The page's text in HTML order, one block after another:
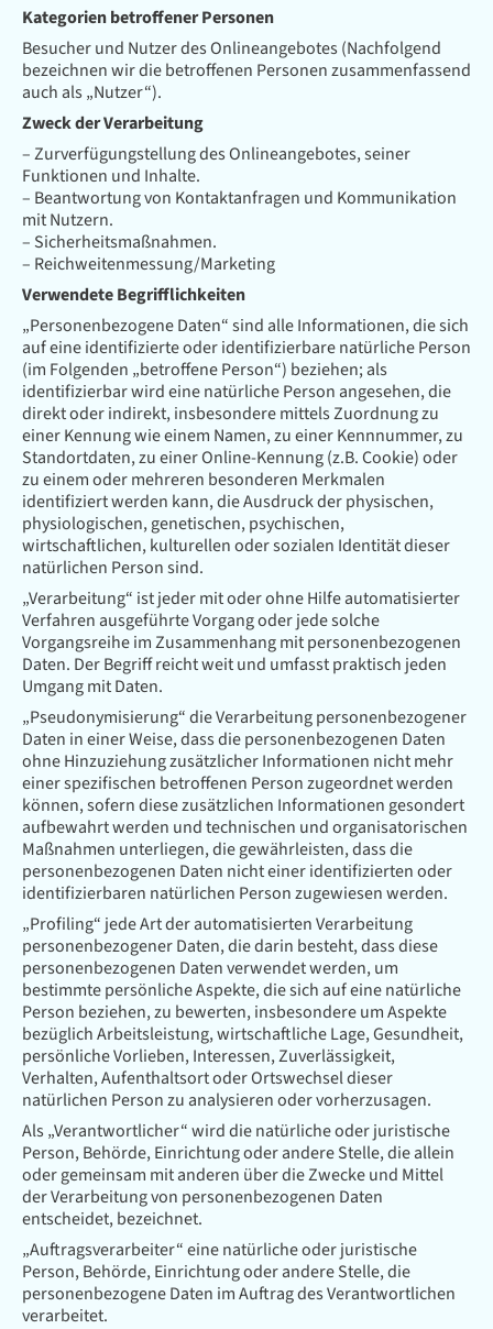
Kategorien betroffener Personen
Besucher und Nutzer des Onlineangebotes (Nachfolgend
bezeichnen wir die betroffenen Personen zusammenfassend
auch als „Nutzer“).
Zweck der Verarbeitung
– Zurverfügungstellung des Onlineangebotes, seiner
Funktionen und Inhalte.
– Beantwortung von Kontaktanfragen und Kommunikation
mit Nutzern.
– Sicherheitsmaßnahmen.
– Reichweitenmessung/Marketing
Verwendete Begrifflichkeiten
„Personenbezogene Daten“ sind alle Informationen, die sich
auf eine identifizierte oder identifizierbare natürliche Person
(im Folgenden „betroffene Person“) beziehen; als
identifizierbar wird eine natürliche Person angesehen, die
direkt oder indirekt, insbesondere mittels Zuordnung zu
einer Kennung wie einem Namen, zu einer Kennnummer, zu
Standortdaten, zu einer Online-Kennung (z.B. Cookie) oder
zu einem oder mehreren besonderen Merkmalen
identifiziert werden kann, die Ausdruck der physischen,
physiologischen, genetischen, psychischen,
wirtschaftlichen, kulturellen oder sozialen Identität dieser
natürlichen Person sind.
„Verarbeitung“ ist jeder mit oder ohne Hilfe automatisierter
Verfahren ausgeführte Vorgang oder jede solche
Vorgangsreihe im Zusammenhang mit personenbezogenen
Daten. Der Begriff reicht weit und umfasst praktisch jeden
Umgang mit Daten.
„Pseudonymisierung“ die Verarbeitung personenbezogener
Daten in einer Weise, dass die personenbezogenen Daten
ohne Hinzuziehung zusätzlicher Informationen nicht mehr
einer spezifischen betroffenen Person zugeordnet werden
können, sofern diese zusätzlichen Informationen gesondert
aufbewahrt werden und technischen und organisatorischen
Maßnahmen unterliegen, die gewährleisten, dass die
personenbezogenen Daten nicht einer identifizierten oder
identifizierbaren natürlichen Person zugewiesen werden.
„Profiling“ jede Art der automatisierten Verarbeitung
personenbezogener Daten, die darin besteht, dass diese
personenbezogenen Daten verwendet werden, um
bestimmte persönliche Aspekte, die sich auf eine natürliche
Person beziehen, zu bewerten, insbesondere um Aspekte
bezüglich Arbeitsleistung, wirtschaftliche Lage, Gesundheit,
persönliche Vorlieben, Interessen, Zuverlässigkeit,
Verhalten, Aufenthaltsort oder Ortswechsel dieser
natürlichen Person zu analysieren oder vorherzusagen.
Als „Verantwortlicher“ wird die natürliche oder juristische
Person, Behörde, Einrichtung oder andere Stelle, die allein
oder gemeinsam mit anderen über die Zwecke und Mittel
der Verarbeitung von personenbezogenen Daten
entscheidet, bezeichnet.
„Auftragsverarbeiter“ eine natürliche oder juristische
Person, Behörde, Einrichtung oder andere Stelle, die
personenbezogene Daten im Auftrag des Verantwortlichen
verarbeitet.